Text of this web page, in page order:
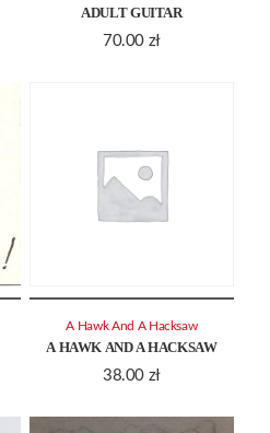
ADULT GUITAR
70.00 zł
A HAWK AND A HACKSAW
38.00 zł
A Hawk And A Hacksaw